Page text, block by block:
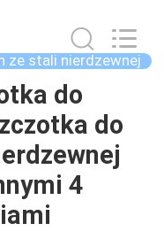
ze stali nierdzewnej
do
do
4